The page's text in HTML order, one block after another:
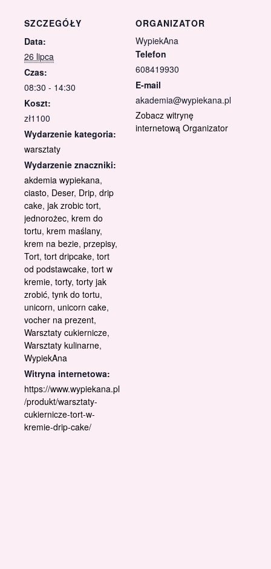
SZCZEGÓŁY
Data:
26 lipca
Czas:
08:30 - 14:30
Koszt:
zł1100
Wydarzenie kategoria:
warsztaty
Wydarzenie znaczniki:
akdemia wypiekana,
ciasto, Deser, Drip, drip
cake, jak zrobic tort,
jednorożec, krem do
tortu, krem maślany,
krem na bezie, przepisy,
Tort, tort dripcake, tort
od podstawcake, tort w
kremie, torty, torty jak
zrobić, tynk do tortu,
unicorn, unicorn cake,
vocher na prezent,
Warsztaty cukiernicze,
Warsztaty kulinarne,
WypiekAna
Witryna internetowa:
https://www.wypiekana.pl
/produkt/warsztaty-
cukiernicze-tort-w-
kremie-drip-cake/
ORGANIZATOR
WypiekAna
Telefon
608419930
E-mail
akademia@wypiekana.pl
Zobacz witrynę
internetową Organizator